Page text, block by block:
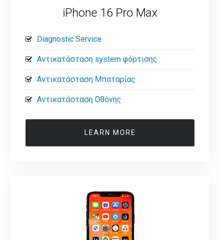
iPhone 16 Pro Max
Diagnostic Service
Αντικατάσταση system φόρτισης
Αντικατάσταση Μπαταρίας
Αντικατάσταση Οθόνης
LEARN MORE